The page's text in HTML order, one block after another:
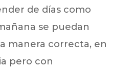
de días como
se puedan
manera correcta, en
pero con